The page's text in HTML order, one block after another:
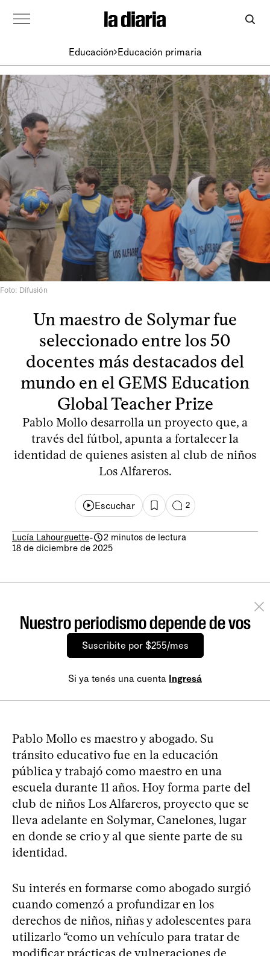
Educación Educación primaria
Foto: Difusión
Un maestro de Solymar fue
seleccionado entre los 50
docentes más destacados del
mundo en el GEMS Education
Global Teacher Prize
Pablo Mollo desarrolla un proyecto que, a
través del fútbol, apunta a fortalecer la
identidad de quienes asisten al club de niños
Los Alfareros.
Escuchar 2
Lucía Lahourguette-
2 minutos de lectura
18 de diciembre de 2025
Nuestro periodismo depende de vos
Suscribite por $255/mes
Si ya tenés una cuenta Ingresá
Pablo Mollo es maestro y abogado. Su
tránsito educativo fue en la educación
pública y trabajó como maestro en una
escuela durante 11 años. Hoy forma parte del
club de niños Los Alfareros, proyecto que se
lleva adelante en Solymar, Canelones, lugar
en donde se crio y al que siente parte de su
identidad.
Su interés en formarse como abogado surgió
cuando comenzó a profundizar en los
derechos de niños, niñas y adolescentes para
utilizarlo “como un vehículo para tratar de